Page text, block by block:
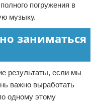
погружения в
музыку.
заниматься
результаты, если мы
важно выработать
одному этому